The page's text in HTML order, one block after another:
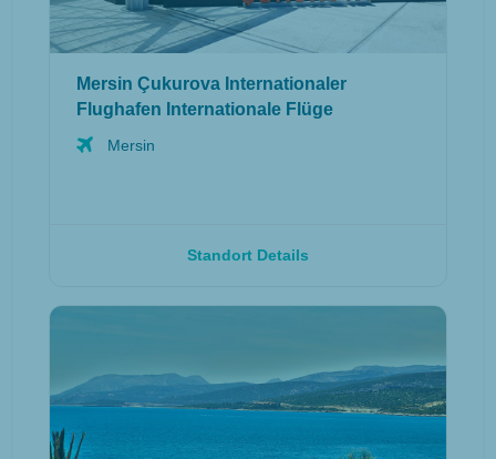
Mersin Çukurova Internationaler
Flughafen Internationale Flüge
Mersin
Standort Details